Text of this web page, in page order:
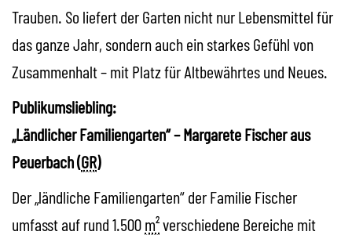
Trauben. So liefert der Garten nicht nur Lebensmittel für
das ganze Jahr, sondern auch ein starkes Gefühl von
Zusammenhalt – mit Platz für Altbewährtes und Neues.
Publikumsliebling:
„Ländlicher Familiengarten“ – Margarete Fischer aus
Peuerbach (GR)
Der „ländliche Familiengarten“ der Familie Fischer
umfasst auf rund 1.500m²verschiedene Bereiche mit